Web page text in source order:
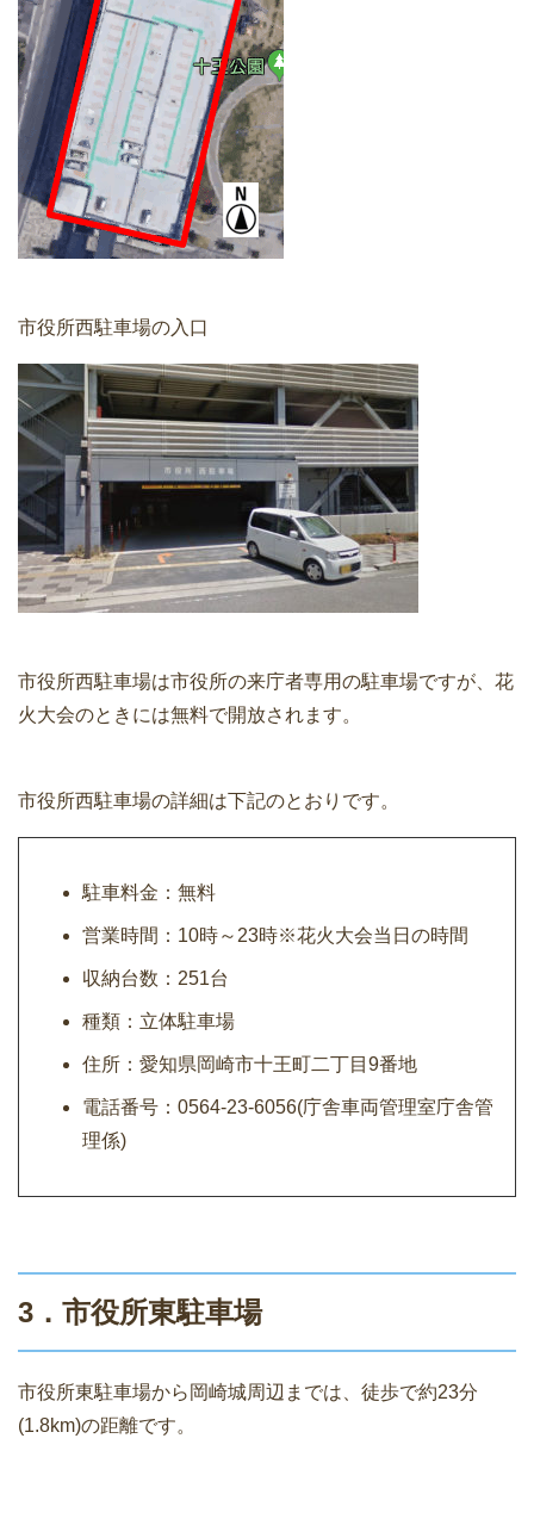
市役所西駐車場の入口
市役所西駐車場は市役所の来庁者専用の駐車場ですが、花
火大会のときには無料で開放されます。
市役所西駐車場の詳細は下記のとおりです。
駐車料金：無料
営業時間：10時～23時※花火大会当日の時間
収納台数：251台
種類：立体駐車場
住所：愛知県岡崎市十王町二丁目9番地
電話番号：0564-23-6056(庁舎車両管理室庁舎管
理係)
3．市役所東駐車場
市役所東駐車場から岡崎城周辺までは、徒歩で約23分
(1.8km)の距離です。